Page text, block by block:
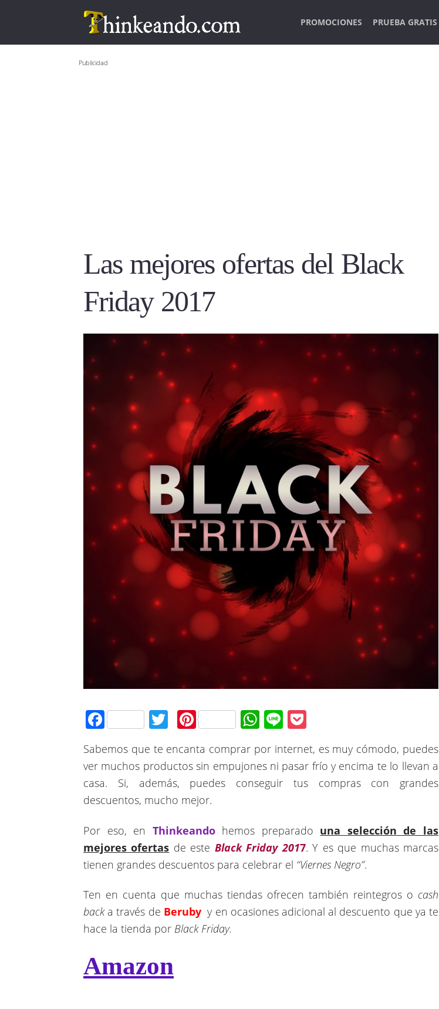
PROMOCIONES PRUEBA GRATIS
Publicidad
Las mejores ofertas del Black
Friday 2017
FacebookTwitter
PinterestWhatsApp
Line
Sabemos que te encanta comprar por internet, es muy cómodo, puedes
ver muchos productos sin empujones ni pasar frío y encima te lo llevan a
casa. Si, además, puedes conseguir tus compras con grandes
descuentos, mucho mejor.
Por eso, en Thinkeandohemos preparado una selección de las
mejores ofertas de este Black Friday 2017. Y es que muchas marcas
tienen grandes descuentos para celebrar el “Viernes Negro”.
Ten en cuenta que muchas tiendas ofrecen también reintegros o cash
backa través de Berubyy en ocasiones adicional al descuento que ya te
hace la tienda por Black Friday.
Amazon